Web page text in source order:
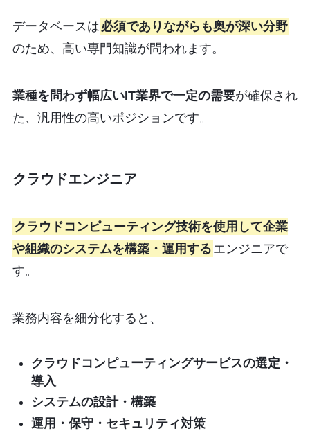
データベースは 必須でありながらも奥が深い分野
のため、高い専門知識が問われます。
業種を問わず幅広いIT業界で一定の需要が確保され
た、汎用性の高いポジションです。
クラウドエンジニア
クラウドコンピューティング技術を使用して企業
や組織のシステムを構築・運用する エンジニアで
す。
業務内容を細分化すると、
クラウドコンピューティングサービスの選定・
導入
システムの設計・構築
運用・保守・セキュリティ対策